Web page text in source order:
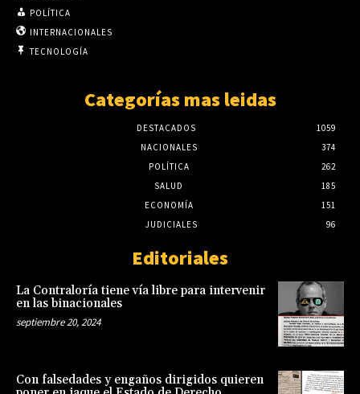
POLÍTICA
INTERNACIONALES
TECNOLOGÍA
Categorías mas leidas
DESTACADOS
1059
NACIONALES
374
POLÍTICA
262
SALUD
185
ECONOMÍA
151
JUDICIALES
96
Editoriales
La Contraloría tiene vía libre para intervenir
en las binacionales
septiembre 20, 2024
Con falsedades y engaños dirigidos quieren